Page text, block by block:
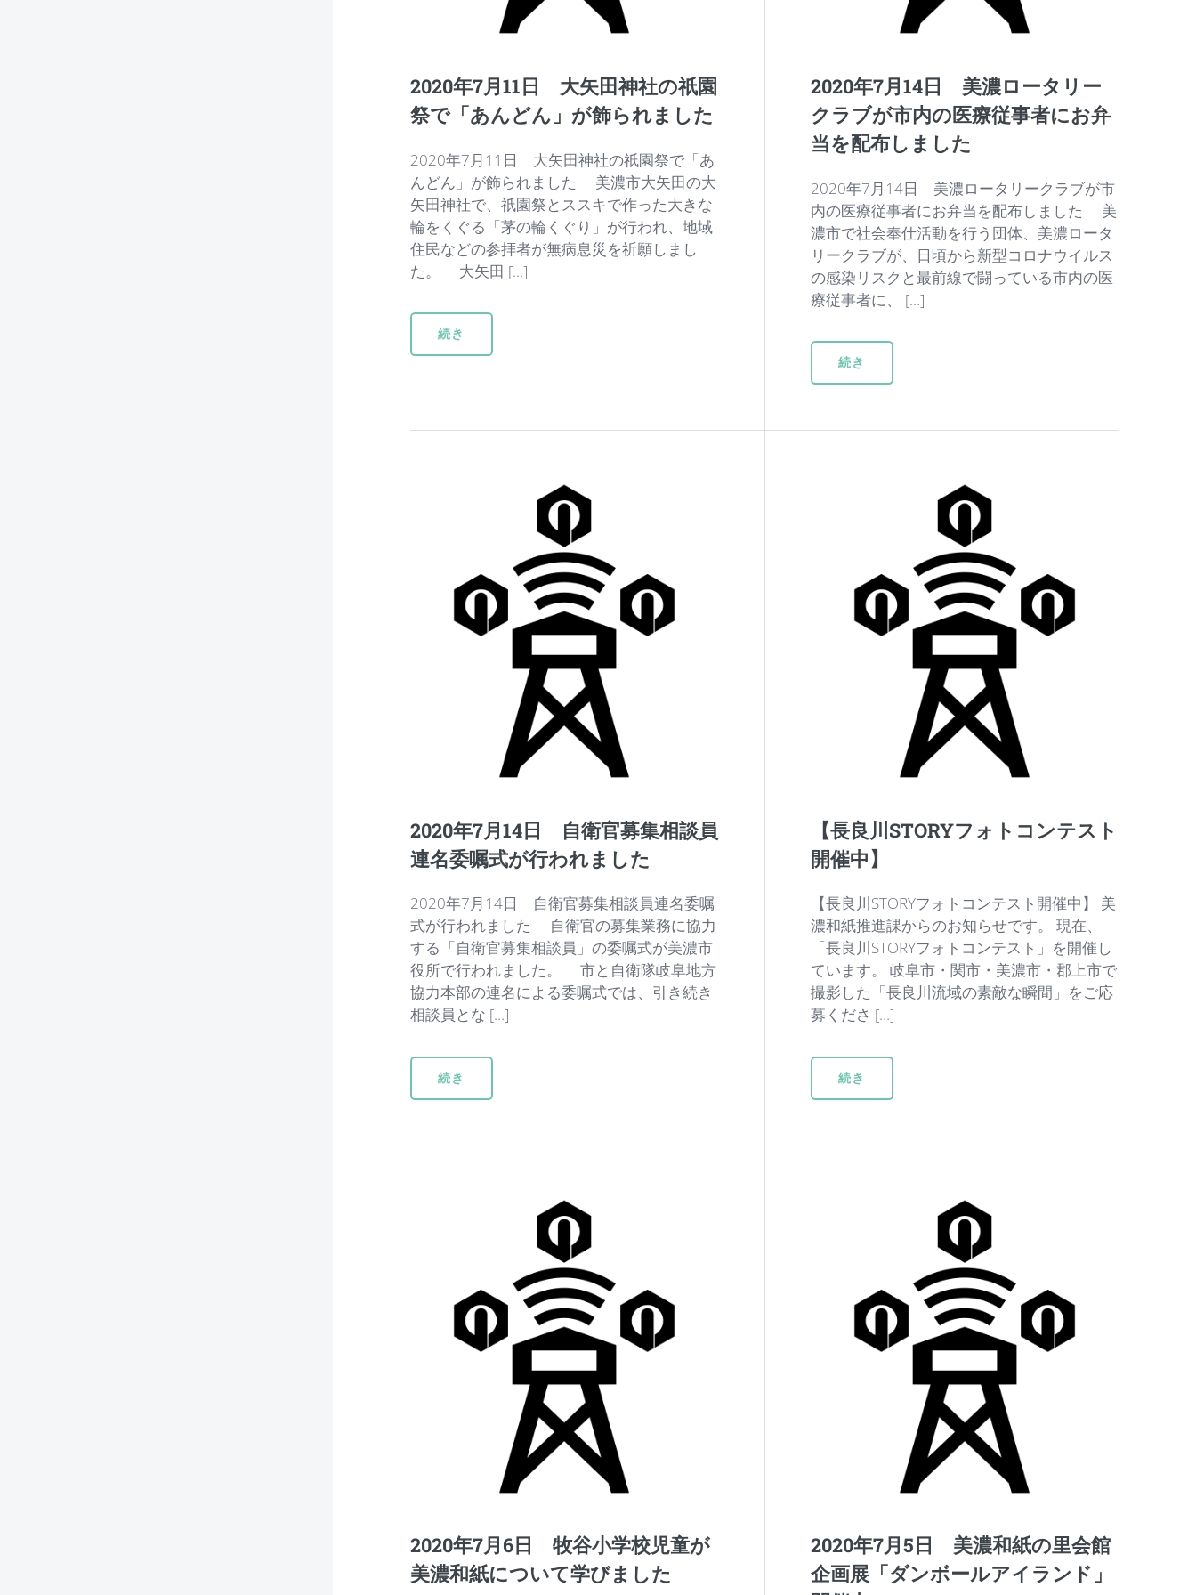
2020年7月11日 大矢田神社の祇園
祭で「あんどん」が飾られました
2020年7月11日 大矢田神社の祇園祭で「あ
んどん」が飾られました 美濃市大矢田の大
矢田神社で、祇園祭とススキで作った大きな
輪をくぐる「茅の輪くぐり」が行われ、地域
住民などの参拝者が無病息災を祈願しまし
た。 大矢田 […]
続き
2020年7月14日 美濃ロータリー
クラブが市内の医療従事者にお弁
当を配布しました
2020年7月14日 美濃ロータリークラブが市
内の医療従事者にお弁当を配布しました 美
濃市で社会奉仕活動を行う団体、美濃ロータ
リークラブが、日頃から新型コロナウイルス
の感染リスクと最前線で闘っている市内の医
療従事者に、 […]
続き
2020年7月14日 自衛官募集相談員
連名委嘱式が行われました
2020年7月14日 自衛官募集相談員連名委嘱
式が行われました 自衛官の募集業務に協力
する「自衛官募集相談員」の委嘱式が美濃市
役所で行われました。 市と自衛隊岐阜地方
協力本部の連名による委嘱式では、引き続き
相談員とな […]
続き
【長良川STORYフォトコンテスト
開催中】
【長良川STORYフォトコンテスト開催中】 美
濃和紙推進課からのお知らせです。 現在、
「長良川STORYフォトコンテスト」を開催し
ています。 岐阜市・関市・美濃市・郡上市で
撮影した「長良川流域の素敵な瞬間」をご応
募くださ […]
続き
2020年7月6日 牧谷小学校児童が
美濃和紙について学びました
2020年7月5日 美濃和紙の里会館
企画展「ダンボールアイランド」